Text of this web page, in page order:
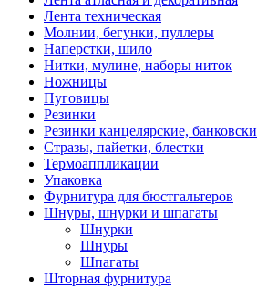
Лента техническая
Молнии, бегунки, пуллеры
Наперстки, шило
Нитки, мулине, наборы ниток
Ножницы
Пуговицы
Резинки
Резинки канцелярские,
Стразы, пайетки, блестки
Термоаппликации
Упаковка
Фурнитура для бюстгальтеров
Шнуры, шнурки и шпагаты
Шнурки
Шнуры
Шпагаты
Шторная фурнитура